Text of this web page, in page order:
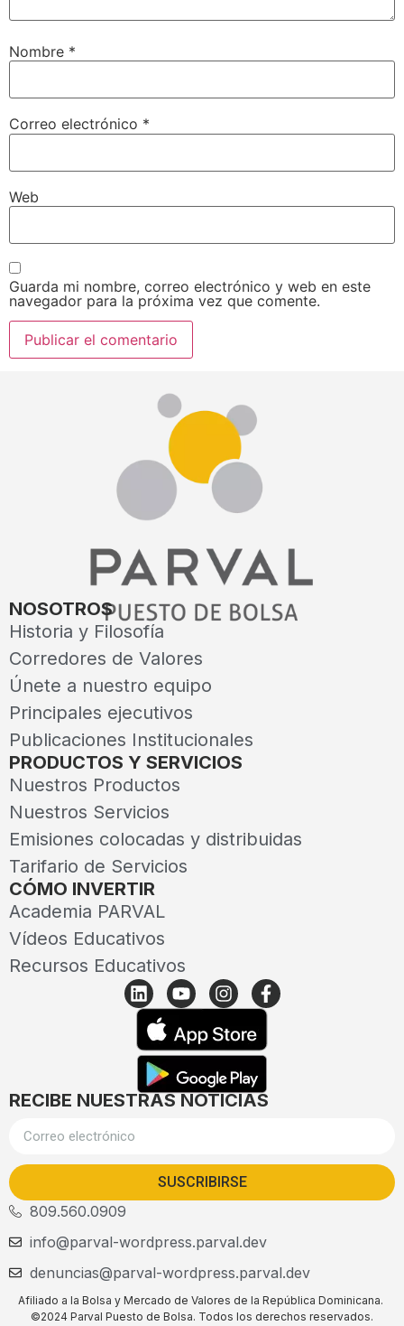
Nombre *
Correo electrónico *
Web
Guarda mi nombre, correo electrónico y web en este
navegador para la próxima vez que comente.
NOSOTROS
Historia y Filosofía
Corredores de Valores
Únete a nuestro equipo
Principales ejecutivos
Publicaciones Institucionales
PRODUCTOS Y SERVICIOS
Nuestros Productos
Nuestros Servicios
Emisiones colocadas y distribuidas
Tarifario de Servicios
CÓMO INVERTIR
Academia PARVAL
Vídeos Educativos
Recursos Educativos
RECIBE NUESTRAS NOTICIAS
SUSCRIBIRSE
809.560.0909
info@parval-wordpress.parval.dev
denuncias@parval-wordpress.parval.dev
Afiliado a la Bolsa y Mercado de Valores de la República Dominicana.
©2024 Parval Puesto de Bolsa. Todos los derechos reservados.